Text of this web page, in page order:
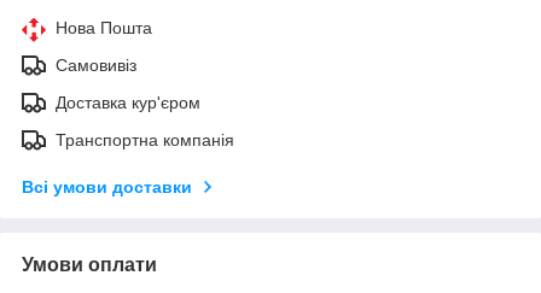
Нова Пошта
Самовивіз
Доставка кур'єром
Транспортна компанія
Всі умови доставки
Умови оплати